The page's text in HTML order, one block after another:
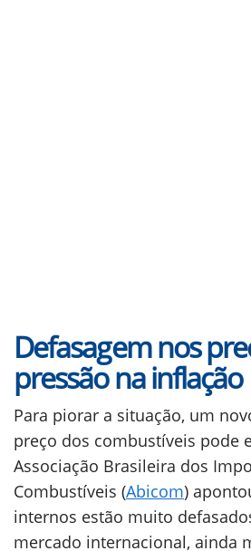
Defasagem nos
pressão na inflação
Para piorar a situação, um
preço dos combustíveis pode
Associação Brasileira dos
Combustíveis (Abicom)
internos estão muito
mercado internacional, ainda